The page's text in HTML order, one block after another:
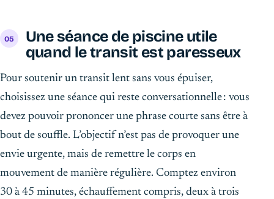
Une séance de piscine utile
quand le transit est paresseux
Pour soutenir un transit lent sans vous épuiser,
choisissez une séance qui reste conversationnelle : vous
devez pouvoir prononcer une phrase courte sans être à
bout de souffle. L’objectif n’est pas de provoquer une
envie urgente, mais de remettre le corps en
mouvement de manière régulière. Comptez environ
30 à 45 minutes, échauffement compris, deux à trois